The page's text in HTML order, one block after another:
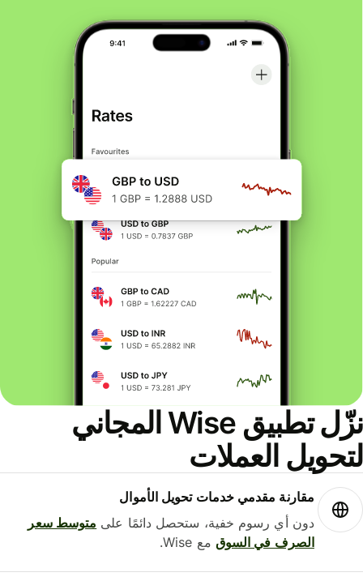
نزّل تطبيق Wise المجاني
العملات
مقارنة مقدمي خدمات تحويل الأموال
دون أي رسوم خفية، ستحصل دائمًا علىمتوسط ​​سعر
الصرف في السوقمع Wise.